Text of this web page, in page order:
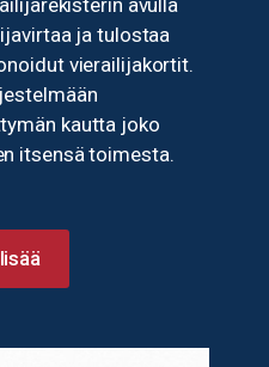
ja tulostaa
vierailijakortit.
kautta joko
itsensä toimesta.